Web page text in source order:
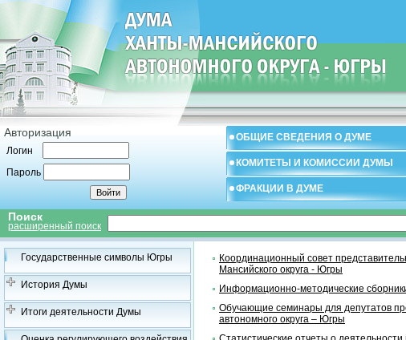
Авторизация
Логин
Пароль
ОБЩИЕ СВЕДЕНИЯ О ДУМЕ
КОМИТЕТЫ И КОМИССИИ ДУМЫ
ФРАКЦИИ В ДУМЕ
Поиск
расширенный поиск
Государственные символы Югры
История Думы
Итоги деятельности Думы
Координационный совет
Мансийского округа - Югры
Информационно-методические
Обучающие семинары для депутатов
автономного округа – Югры